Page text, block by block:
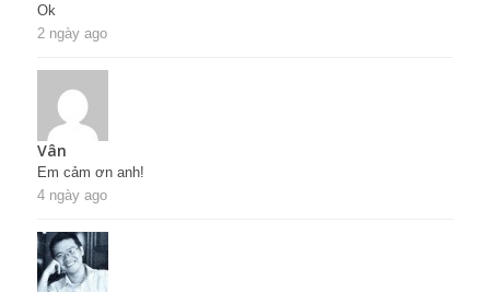
Ok
2 ngày ago
Vân
Em cảm ơn anh!
4 ngày ago